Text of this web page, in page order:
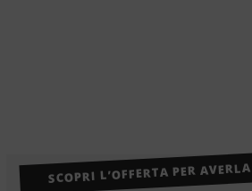
SCOPRI L’OFFERTA PER